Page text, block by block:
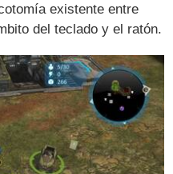
existente entre
del teclado y el ratón.